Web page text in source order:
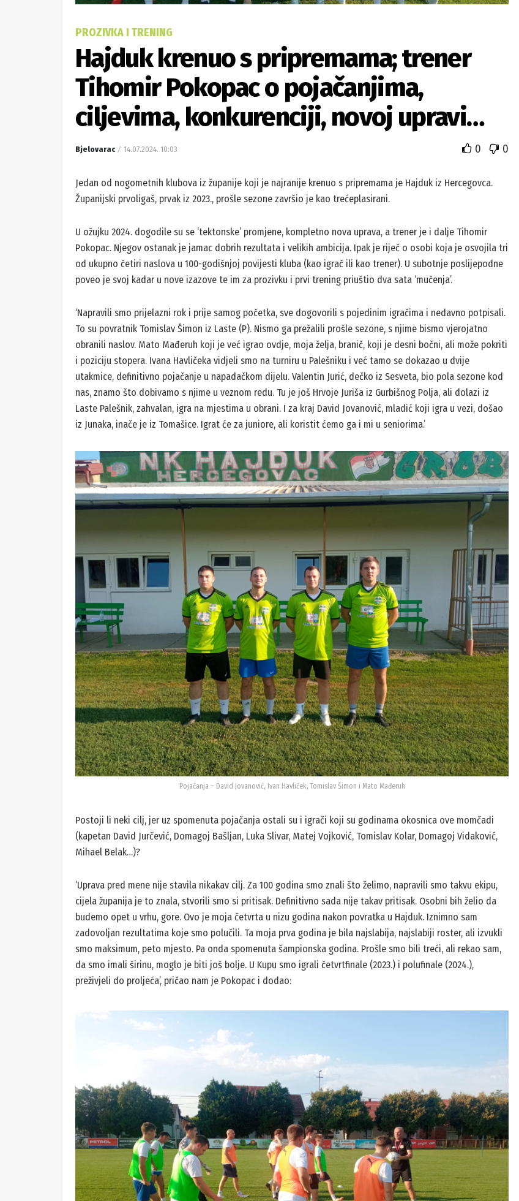
PROZIVKA I TRENING
Hajduk krenuo s pripremama; trener
Tihomir Pokopac o pojačanjima,
ciljevima, konkurenciji, novoj upravi…
Bjelovarac 14.07.2024. 10:03 0 0
Jedan od nogometnih klubova iz županije koji je najranije krenuo s pripremama je Hajduk iz Hercegovca.
Županijski prvoligaš, prvak iz 2023., prošle sezone završio je kao trećeplasirani.
U ožujku 2024. dogodile su se ‘tektonske’ promjene, kompletno nova uprava, a trener je i dalje Tihomir
Pokopac. Njegov ostanak je jamac dobrih rezultata i velikih ambicija. Ipak je riječ o osobi koja je osvojila tri
od ukupno četiri naslova u 100-godišnjoj povijesti kluba (kao igrač ili kao trener). U subotnje poslijepodne
poveo je svoj kadar u nove izazove te im za prozivku i prvi trening priuštio dva sata ‘mučenja’.
‘Napravili smo prijelazni rok i prije samog početka, sve dogovorili s pojedinim igračima i nedavno potpisali.
To su povratnik Tomislav Šimon iz Laste (P). Nismo ga prežalili prošle sezone, s njime bismo vjerojatno
obranili naslov. Mato Mađeruh koji je već igrao ovdje, moja želja, branič, koji je desni bočni, ali može pokriti
i poziciju stopera. Ivana Havličeka vidjeli smo na turniru u Palešniku i već tamo se dokazao u dvije
utakmice, definitivno pojačanje u napadačkom dijelu. Valentin Jurić, dečko iz Sesveta, bio pola sezone kod
nas, znamo što dobivamo s njime u veznom redu. Tu je još Hrvoje Juriša iz Gurbišnog Polja, ali dolazi iz
Laste Palešnik, zahvalan, igra na mjestima u obrani. I za kraj David Jovanović, mladić koji igra u vezi, došao
iz Junaka, inače je iz Tomašice. Igrat će za juniore, ali koristit ćemo ga i mi u seniorima.’
Pojačanja – David Jovanović, Ivan Havliček, Tomislav Šimon i Mato Mađeruh
Postoji li neki cilj, jer uz spomenuta pojačanja ostali su i igrači koji su godinama okosnica ove momčadi
(kapetan David Jurčević, Domagoj Bašljan, Luka Slivar, Matej Vojković, Tomislav Kolar, Domagoj Vidaković,
Mihael Belak…)?
‘Uprava pred mene nije stavila nikakav cilj. Za 100 godina smo znali što želimo, napravili smo takvu ekipu,
cijela županija je to znala, stvorili smo si pritisak. Definitivno sada nije takav pritisak. Osobni bih želio da
budemo opet u vrhu, gore. Ovo je moja četvrta u nizu godina nakon povratka u Hajduk. Iznimno sam
zadovoljan rezultatima koje smo polučili. Ta moja prva godina je bila najslabija, najslabiji roster, ali izvukli
smo maksimum, peto mjesto. Pa onda spomenuta šampionska godina. Prošle smo bili treći, ali rekao sam,
da smo imali širinu, moglo je biti još bolje. U Kupu smo igrali četvrtfinale (2023.) i polufinale (2024.),
preživjeli do proljeća’, pričao nam je Pokopac i dodao: